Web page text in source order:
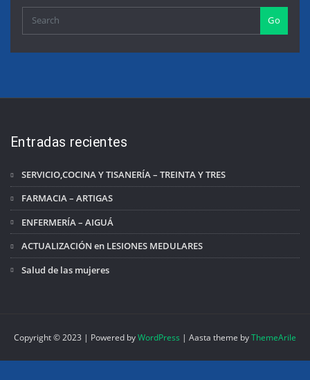
Go
Entradas recientes
SERVICIO,COCINA Y TISANERÍA – TREINTA Y TRES
FARMACIA – ARTIGAS
ENFERMERÍA – AIGUÁ
ACTUALIZACIÓN en LESIONES MEDULARES
Salud de las mujeres
Copyright © 2023 | Powered byWordPress | Aasta theme byThemeArile